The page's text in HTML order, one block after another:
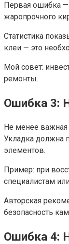
Первая ошибка
жаропрочного
Статистика
клеи — это
Мой совет:
ремонты.
Ошибка 3:
Не менее важная
Укладка должна
элементов.
Пример: при
специалистам
Авторская
безопасность
Ошибка 4: